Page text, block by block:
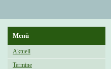
Menü
Aktuell
Termine